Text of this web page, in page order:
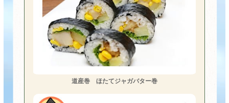
業務用サイト ミツカングループについて 製造所固有記号一覧
道産巻 ほたてジャガバター巻